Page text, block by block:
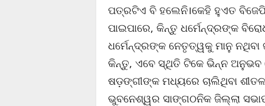
ପତ୍ରଟିଏ ବି ହଲେନି।କେହି ହୁଏତ
ପାଇପାରେ, କିନ୍ତୁ ଧର୍ମେନ୍ଦ୍ରଙ୍କ
ଧର୍ମେନ୍ଦ୍ରଙ୍କ ନେତୃତ୍ୱକୁ ମାନୁ
କିନ୍ତୁ, ଏବେ ସ୍ଥିତି ଟିକେ ଭିନ୍ନ ଅନୁଭବ
ଷଡ଼ଙ୍ଗୀଙ୍କ ମଧ୍ୟରେ ଚାଲିଥିବା
ଭୁବନେଶ୍ୱର ସାଙ୍ଗଠନିକ ଜିଲ୍ଲା